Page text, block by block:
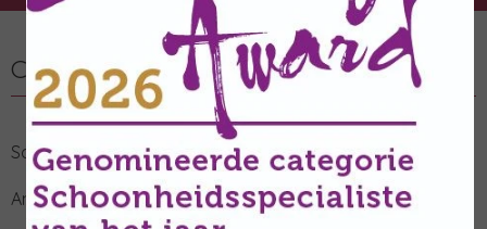
Contactgegevens
Schoonheidssalon Elegantia
Anna Ruyschstraat 12